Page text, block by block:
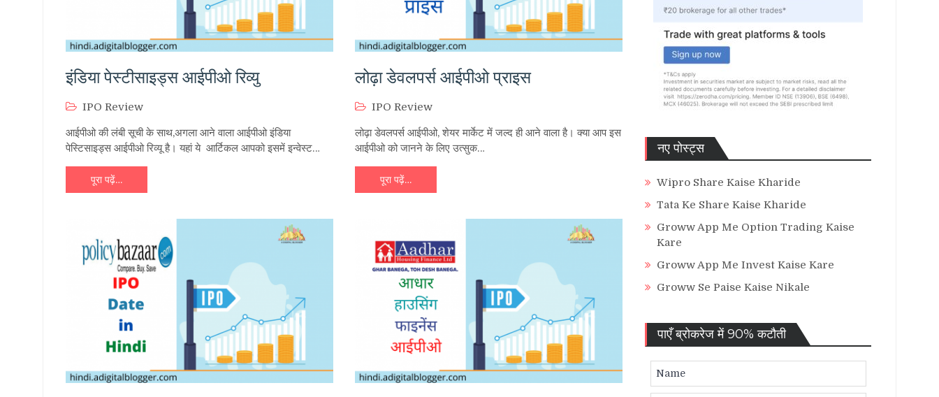
इंडिया पेस्टीसाइड्स आईपीओ रिव्यु
IPO Review
आईपीओ की लंबी सूची के साथ,अगला आने वाला आईपीओ इंडिया
पेस्टिसाइड्स आईपीओ रिव्यू है। यहां ये आर्टिकल आपको इसमें इन्वेस्ट…
पूरा पढ़ें…
लोढ़ा डेवलपर्स आईपीओ प्राइस
IPO Review
लोढ़ा डेवलपर्स आईपीओ, शेयर मार्केट में जल्द ही आने वाला है। क्या आप इस
आईपीओ को जानने के लिए उत्सुक…
पूरा पढ़ें…
नए पोस्ट्स
Wipro Share Kaise Kharide
Tata Ke Share Kaise Kharide
Groww App Me Option Trading Kaise
Kare
Groww App Me Invest Kaise Kare
Groww Se Paise Kaise Nikale
पाएँ ब्रोकरेज में 90% कटौती